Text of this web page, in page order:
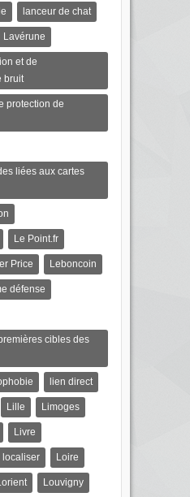
lanceur de chat
Lavérune
et de
bruit
protection de
liées aux cartes
Le Point.fr
Price Leboncoin
défense
cibles des
lien direct
Lille Limoges
Livre
localiser Loire
Louvigny